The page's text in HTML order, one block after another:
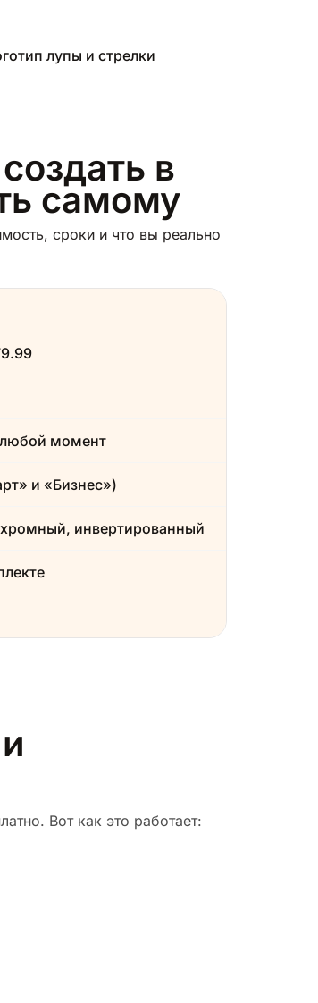
лупы и стрелки
в
самому
сроки и что вы реально
момент
и «Бизнес»)
инвертированный
Вот как это работает: